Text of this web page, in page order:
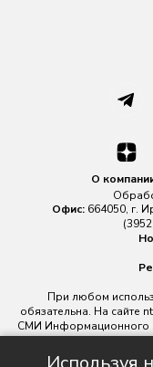
О
Офис: 664050, г.
При любом
обязательна. На сайте
СМИ Информационного
№ ФС 77 - 88763
надзору в сфере